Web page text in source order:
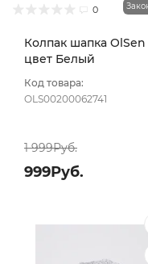
0
Колпак шапка OlSen
цвет Белый
Код товара:
OLS00200062741
1 999Руб.
999Руб.